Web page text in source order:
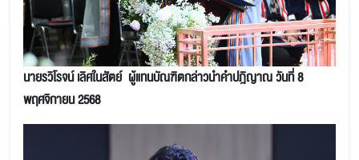
นายรวิโรจน์ เลิศในสัตย์ ผู้แทนบัณฑิตกล่าวนำคำปฎิญาณ วันที่ 8
พฤศจิกายน 2568